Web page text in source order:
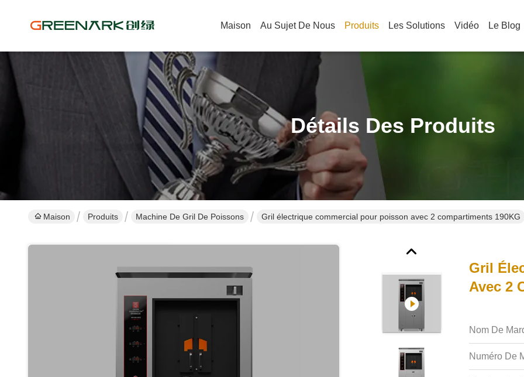
Maison Au Sujet De Nous Produits Les Solutions Vidéo Le Blog
Détails Des Produits
Maison Produits Machine De Gril De Poissons Gril électrique commercial pour poisson avec 2 compartiments 190KG
Gril
Avec 2
Nom De
Numéro De